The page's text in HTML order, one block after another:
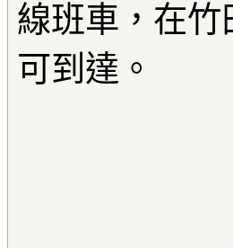
線班車，在
可到達。